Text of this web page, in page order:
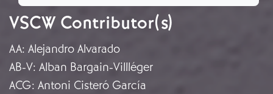
VSCW Contributor(s)
AA: Alejandro Alvarado
AB-V: Alban Bargain-Villléger
ACG: Antoni Cisteró García